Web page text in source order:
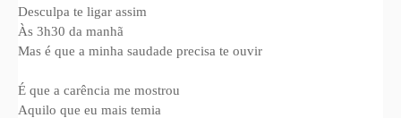
Desculpa te ligar assim
Às 3h30 da manhã
Mas é que a minha saudade precisa te ouvir
É que a carência me mostrou
Aquilo que eu mais temia